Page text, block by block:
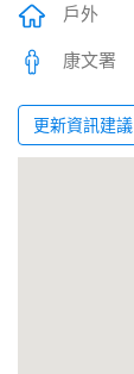
戶外
康文署
更新資訊建議